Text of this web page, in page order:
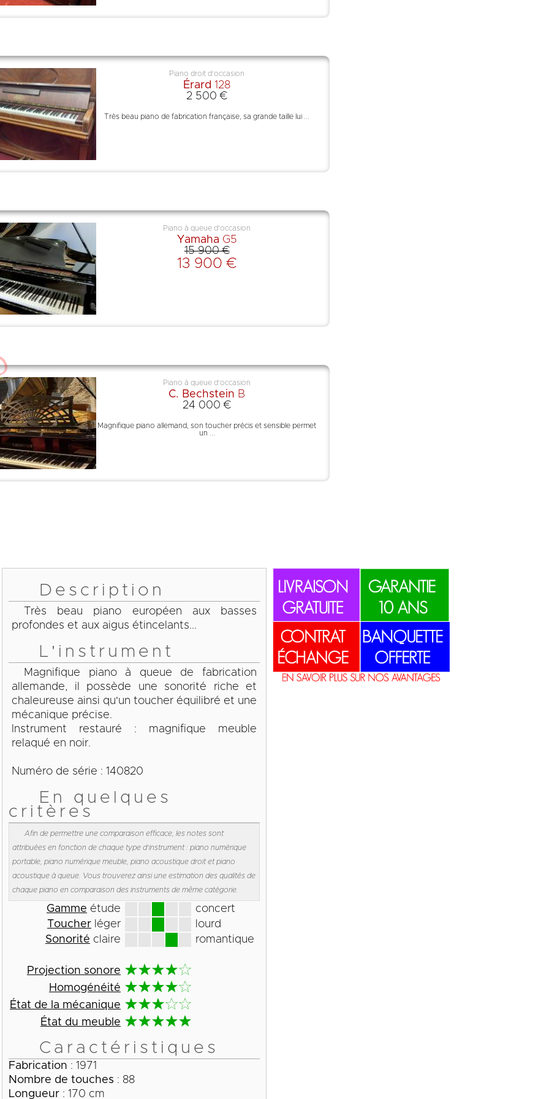
Piano droit d'occasion
Érard 128
2 500 €
Très beau piano de fabrication française, sa grande taille lui ...
Piano à queue d'occasion
Yamaha G5
15 900 €
13 900 €
Piano à queue d'occasion
C. Bechstein B
24 000 €
Magnifique piano allemand, son toucher précis et sensible permet
un ...
Description
Très beau piano européen aux basses
profondes et aux aigus étincelants...
L'instrument
Magnifique piano à queue de fabrication
allemande, il possède une sonorité riche et
chaleureuse ainsi qu'un toucher équilibré et une
mécanique précise.
Instrument restauré : magnifique meuble
relaqué en noir.
Numéro de série : 140820
En quelques
critères
Afin de permettre une comparaison efficace, les notes sont
attribuées en fonction de chaque type d'instrument : piano numérique
portable, piano numérique meuble, piano acoustique droit et piano
acoustique à queue. Vous trouverez ainsi une estimation des qualités de
chaque piano en comparaison des instruments de même catégorie.
Gamme étude
concert
Toucher léger
lourd
Sonorité claire romantique
Projection sonore
Homogénéité
État de la mécanique
État du meuble
Caractéristiques
Fabrication : 1971
Nombre de touches : 88
Longueur : 170 cm